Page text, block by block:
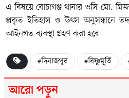
এ বিষয়ে বোচাগঞ্জ থানার ওসি মো.
প্রকৃত ইতিহাস ও উৎস অনুসন্ধানে
আইনগত ব্যবস্থা গ্রহণ করা হবে।
#দিনাজপুর #বিষ্ণুমূর্তি
আরো পড়ুন